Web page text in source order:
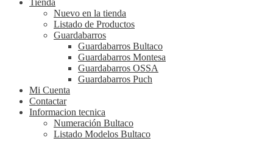
Tienda
Nuevo en la tienda
Listado de Productos
Guardabarros
Guardabarros Bultaco
Guardabarros Montesa
Guardabarros OSSA
Guardabarros Puch
Mi Cuenta
Contactar
Informacion tecnica
Numeración Bultaco
Listado Modelos Bultaco